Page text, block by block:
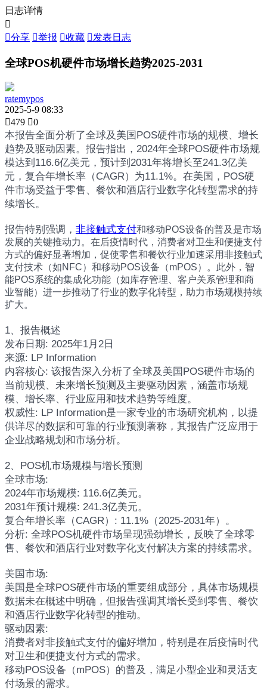
日志详情

分享 举报 收藏 发表日志
全球POS机硬件市场增长趋势2025-2031
ratemypos
2025-5-9 08:33
479 0
本报告全面分析了全球及美国POS硬件市场的规模、增长
趋势及驱动因素。报告指出，2024年全球POS硬件市场规
模达到116.6亿美元，预计到2031年将增长至241.3亿美
元，复合年增长率（CAGR）为11.1%。在美国，POS硬
件市场受益于零售、餐饮和酒店行业数字化转型需求的持
续增长。
报告特别强调， 非接触式支付和移动POS设备的普及是市场
发展的关键推动力。在后疫情时代，消费者对卫生和便捷支付
方式的偏好显著增加，促使零售和餐饮行业加速采用非接触式
支付技术（如NFC）和移动POS设备（mPOS）。此外，智
能POS系统的集成化功能（如库存管理、客户关系管理和商
业智能）进一步推动了行业的数字化转型，助力市场规模持续
扩大。
1、报告概述
发布日期: 2025年1月2日
来源: LP Information
内容核心: 该报告深入分析了全球及美国POS硬件市场的
当前规模、未来增长预测及主要驱动因素，涵盖市场规
模、增长率、行业应用和技术趋势等维度。
权威性: LP Information是一家专业的市场研究机构，以提
供详尽的数据和可靠的行业预测著称，其报告广泛应用于
企业战略规划和市场分析。
2、POS机市场规模与增长预测
全球市场:
2024年市场规模: 116.6亿美元。
2031年预计规模: 241.3亿美元。
复合年增长率（CAGR）: 11.1%（2025-2031年）。
分析: 全球POS机硬件市场呈现强劲增长，反映了全球零
售、餐饮和酒店行业对数字化支付解决方案的持续需求。
美国市场:
美国是全球POS硬件市场的重要组成部分，具体市场规模
数据未在概述中明确，但报告强调其增长受到零售、餐饮
和酒店行业数字化转型的推动。
驱动因素:
消费者对非接触式支付的偏好增加，特别是在后疫情时代
对卫生和便捷支付方式的需求。
移动POS设备（mPOS）的普及，满足小型企业和灵活支
付场景的需求。